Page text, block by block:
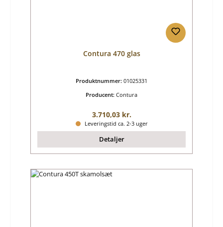
Contura 470 glas
Produktnummer: 01025331
Producent: Contura
Almindelig pris:
3.710,03 kr.
Leveringstid ca. 2-3 uger
Detaljer